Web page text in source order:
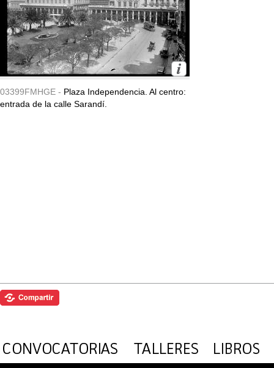
03399FMHGE - Plaza Independencia. Al centro:
entrada de la calle Sarandí.